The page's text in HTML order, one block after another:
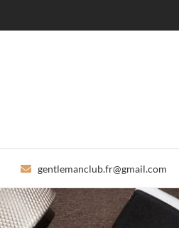
gentlemanclub.fr@gmail.com